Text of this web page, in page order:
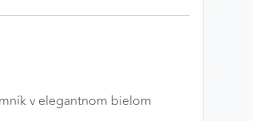
v elegantnom bielom